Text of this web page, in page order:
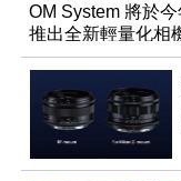
OM System 將於
推出全新輕量化相